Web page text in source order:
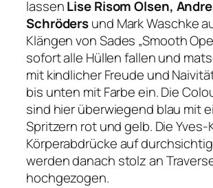
lassenLise Risom Olsen,
Schrödersund Mark Waschke
Klängen von Sades „Smooth
sofort alle Hüllen fallen und
mit kindlicher Freude und
bis unten mit Farbe ein. Die
sind hier überwiegend blau mit
Spritzern rot und gelb. Die Yves-
Körperabdrücke auf
werden danach stolz an
hochgezogen.